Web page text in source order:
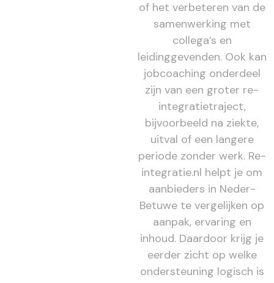
of het verbeteren van de
samenwerking met
collega’s en
leidinggevenden. Ook kan
jobcoaching onderdeel
zijn van een groter re-
integratietraject,
bijvoorbeeld na ziekte,
uitval of een langere
periode zonder werk. Re-
integratie.nl helpt je om
aanbieders in Neder-
Betuwe te vergelijken op
aanpak, ervaring en
inhoud. Daardoor krijg je
eerder zicht op welke
ondersteuning logisch is